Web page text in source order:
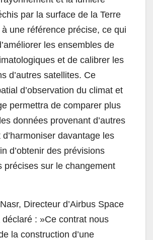
par la surface de la Terre
une référence précise, ce qui
les ensembles de
et de calibrer les
d’autres satellites. Ce
d’observation du climat et
permettra de comparer plus
données provenant d’autres
davantage les
d’obtenir des prévisions
précises sur le changement
Directeur d’Airbus Space
déclaré : »Ce contrat nous
la construction d’une